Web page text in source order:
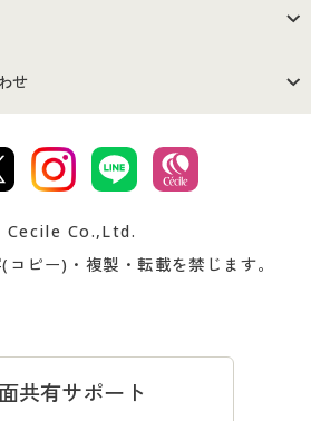
会社案内
サイトマップ
せ
お支払は
忘れの場合
Co.,Ltd.
ピー)・複製・転載を禁じます。
共有サポート